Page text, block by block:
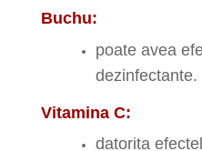
Buchu:
poate avea
dezinfectante.
Vitamina C:
datorita